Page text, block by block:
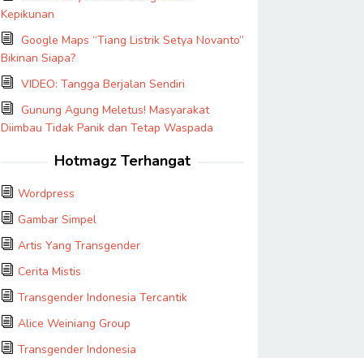
Kepikunan
Google Maps “Tiang Listrik Setya Novanto”
Bikinan Siapa?
VIDEO: Tangga Berjalan Sendiri
Gunung Agung Meletus! Masyarakat
Diimbau Tidak Panik dan Tetap Waspada
Hotmagz Terhangat
Wordpress
Gambar Simpel
Artis Yang Transgender
Cerita Mistis
Transgender Indonesia Tercantik
Alice Weiniang Group
Transgender Indonesia